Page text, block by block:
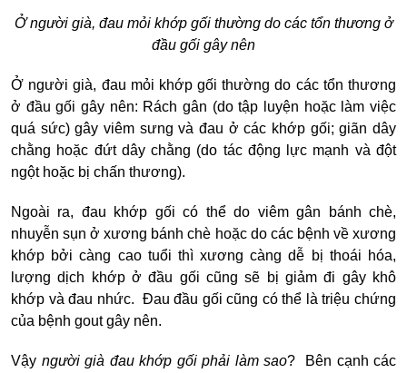
Ở người già, đau mỏi khớp gối thường do các tổn thương ở
đầu gối gây nên
Ở người già, đau mỏi khớp gối thường do các tổn thương
ở đầu gối gây nên: Rách gân (do tập luyện hoặc làm việc
quá sức) gây viêm sưng và đau ở các khớp gối; giãn dây
chằng hoặc đứt dây chằng (do tác động lực mạnh và đột
ngột hoặc bị chấn thương).
Ngoài ra, đau khớp gối có thể do viêm gân bánh chè,
nhuyễn sụn ở xương bánh chè hoặc do các bệnh về xương
khớp bởi càng cao tuổi thì xương càng dễ bị thoái hóa,
lượng dịch khớp ở đầu gối cũng sẽ bị giảm đi gây khô
khớp và đau nhức. Đau đầu gối cũng có thể là triệu chứng
của bệnh gout gây nên.
Vậy người già đau khớp gối phải làm sao? Bên cạnh các